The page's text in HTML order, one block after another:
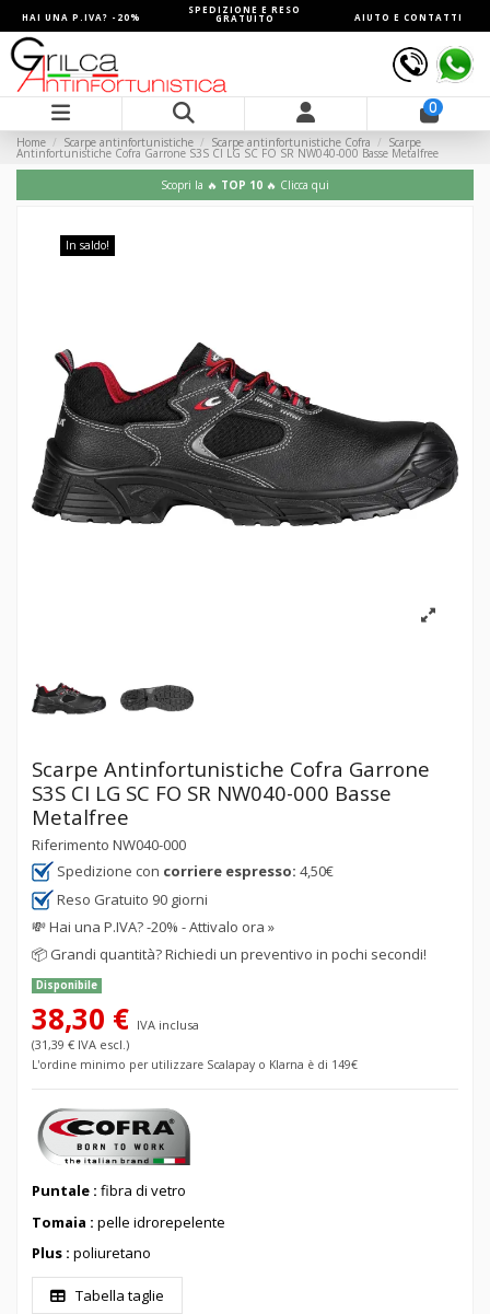
HAI UNA P.IVA? -20%
SPEDIZIONE E RESO
GRATUITO AIUTO E CONTATTI
0
Home Scarpe antinfortunistiche Scarpe antinfortunistiche Cofra Scarpe
Antinfortunistiche Cofra Garrone S3S CI LG SC FO SR NW040-000 Basse Metalfree
Scopri la 🔥 TOP 10 🔥 Clicca qui
In saldo!
Scarpe Antinfortunistiche Cofra Garrone
S3S CI LG SC FO SR NW040-000 Basse
Metalfree
Riferimento NW040-000
Spedizione con corriere espresso: 4,50€
Reso Gratuito 90 giorni
💸Hai una P.IVA? -20% - Attivalo ora »
📦 Grandi quantità? Richiedi un preventivo in pochi secondi!
Disponibile
38,30 € IVA inclusa
(31,39 € IVA escl.)
L'ordine minimo per utilizzare Scalapay o Klarna è di 149€
Puntale : fibra di vetro
Tomaia : pelle idrorepelente
Plus : poliuretano
Tabella taglie